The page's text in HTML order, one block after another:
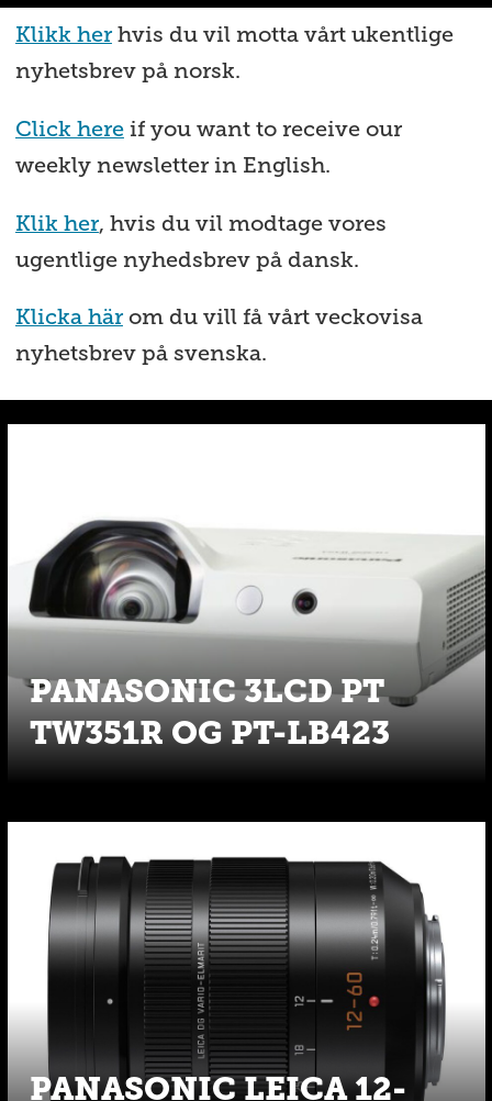
Klikk herhvis du vil motta vårt ukentlige
nyhetsbrev på norsk.
Click hereif you want to receive our
weekly newsletter in English.
Klik her, hvis du vil modtage vores
ugentlige nyhedsbrev på dansk.
Klicka härom du vill få vårt veckovisa
nyhetsbrev på svenska.
PANASONIC 3LCD PT
TW351R OG PT-LB423
PANASONIC LEICA 12-